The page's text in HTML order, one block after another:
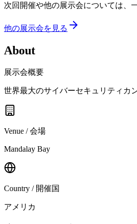
次回開催や他の展示会については、
他の展示会を見る
About
展示会概要
世界最大のサイバーセキュリティカ
Venue / 会場
Mandalay Bay
Country / 開催国
アメリカ